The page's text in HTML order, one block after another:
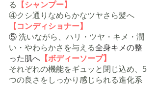
る
【シャンプー】
④クシ通りなめらかなツヤさら髪へ
【コンディショナー】
⑤ 洗いながら、ハリ・ツヤ・キメ・潤
い・やわらかさを与える全身キメの整
った肌へ 【ボディーソープ】
それぞれの機能をギュッと閉じ込め、5
つの良さをしっかり感じられる進化系